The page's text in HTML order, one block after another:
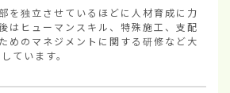
を独立させているほどに人材育成に力
はヒューマンスキル、特殊施工、支配
めのマネジメントに関する研修など大
ています。